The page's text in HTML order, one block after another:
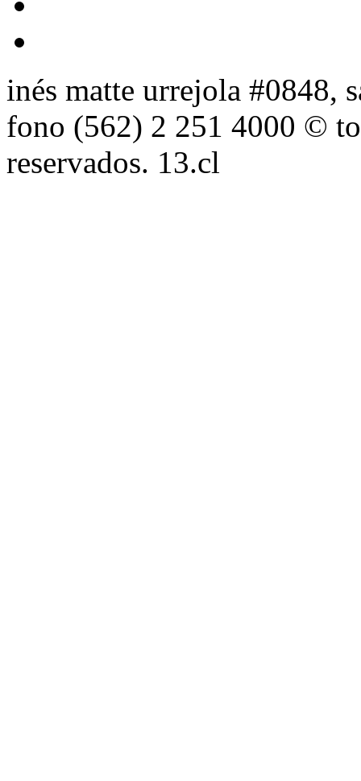
inés matte urrejola #0848,
fono (562) 2 251 4000 ©
reservados. 13.cl